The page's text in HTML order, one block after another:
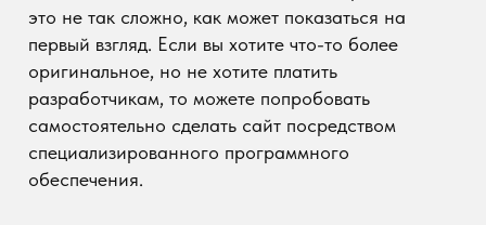
впоследствии разработчики также оказывают и
поддержку созданного ими сайта на постоянной
основе.
Безусловно, есть разные способы создания
сайта. Необходимо выбрать именно тот вариант,
который может помочь вам в полной мере
реализовать ваш интернет-проект. Так, например,